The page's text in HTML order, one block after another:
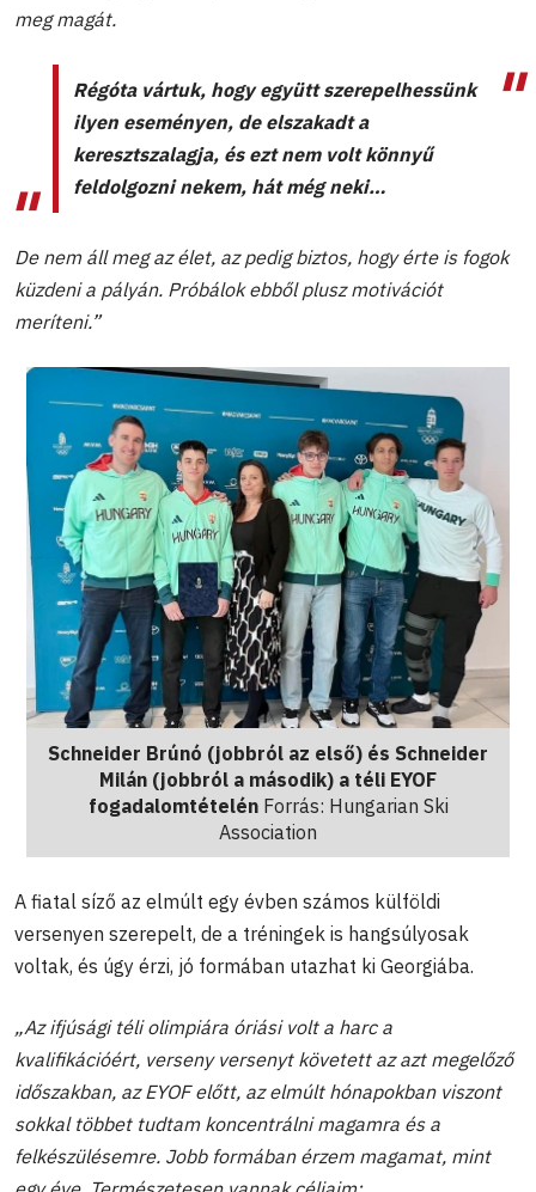
meg magát.
Régóta vártuk, hogy együtt szerepelhessünk
ilyen eseményen, de elszakadt a
keresztszalagja, és ezt nem volt könnyű
feldolgozni nekem, hát még neki…
De nem áll meg az élet, az pedig biztos, hogy érte is fogok
küzdeni a pályán. Próbálok ebből plusz motivációt
meríteni.”
Schneider Brúnó (jobbról az első) és Schneider
Milán (jobbról a második) a téli EYOF
fogadalomtételénForrás: Hungarian Ski
Association
A fiatal síző az elmúlt egy évben számos külföldi
versenyen szerepelt, de a tréningek is hangsúlyosak
voltak, és úgy érzi, jó formában utazhat ki Georgiába.
„Az ifjúsági téli olimpiára óriási volt a harc a
kvalifikációért, verseny versenyt követett az azt megelőző
időszakban, az EYOF előtt, az elmúlt hónapokban viszont
sokkal többet tudtam koncentrálni magamra és a
felkészülésemre. Jobb formában érzem magamat, mint